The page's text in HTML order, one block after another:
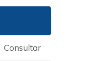
Consultar